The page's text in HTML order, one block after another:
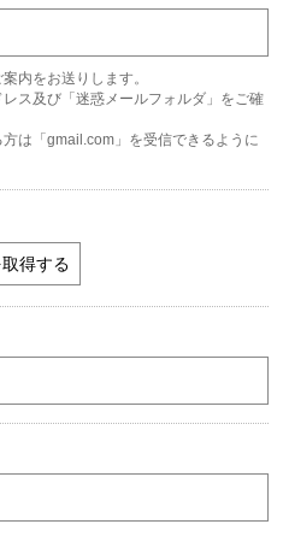
内をお送りします。
ス及び「迷惑メールフォルダ」をご確
は「gmail.com」を受信できるように
得する